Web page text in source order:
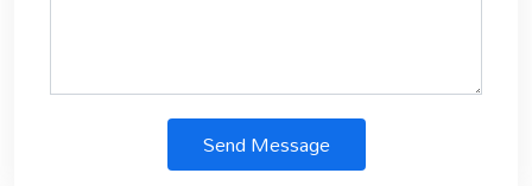
Send Message